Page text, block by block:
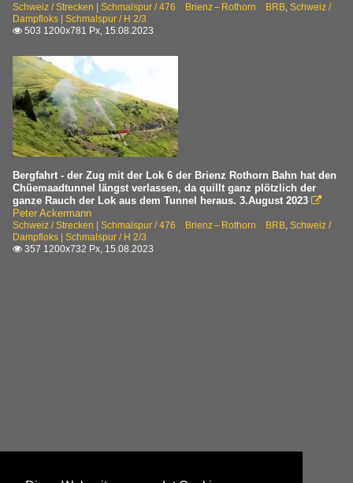
Schweiz / Strecken | Schmalspur / 476 Brienz – Rothorn BRB, Schweiz /
Dampfloks | Schmalspur / H 2/3
 503 1200x781 Px, 15.08.2023
Bergfahrt - der Zug mit der Lok 6 der Brienz Rothorn Bahn hat den
Chüemaadtunnel längst verlassen, da quillt ganz plötzlich der
ganze Rauch der Lok aus dem Tunnel heraus. 3.August 2023 
Peter Ackermann
Schweiz / Strecken | Schmalspur / 476 Brienz – Rothorn BRB, Schweiz /
Dampfloks | Schmalspur / H 2/3
 357 1200x732 Px, 15.08.2023